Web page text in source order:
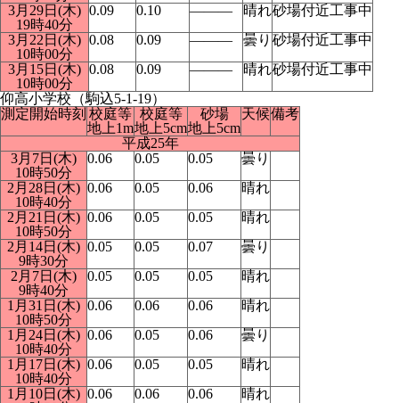
3月29日(木)
19時40分
0.09 0.10 ――― 晴れ砂場付近工事中
3月22日(木)
10時00分
0.08 0.09 ――― 曇り 砂場付近工事中
3月15日(木)
10時00分
0.08 0.09 ――― 晴れ砂場付近工事中
仰高小学校（駒込5-1-19）
測定開始時刻 校庭等
地上1m
校庭等
地上5cm
砂場
地上5cm
天候備考
平成25年
3月7日(木)
10時50分
0.06 0.05 0.05
曇り
2月28日(木)
10時40分
0.06 0.05 0.06
晴れ
2月21日(木)
10時50分
0.06 0.05 0.05
晴れ
2月14日(木)
9時30分
0.05 0.05 0.07
曇り
2月7日(木)
9時40分
0.05 0.05 0.05
晴れ
1月31日(木)
10時50分
0.06 0.06 0.06
晴れ
1月24日(木)
10時40分
0.06 0.05 0.06
曇り
1月17日(木)
10時40分
0.06 0.05 0.05
晴れ
1月10日(木) 0.06 0.06 0.06
晴れ